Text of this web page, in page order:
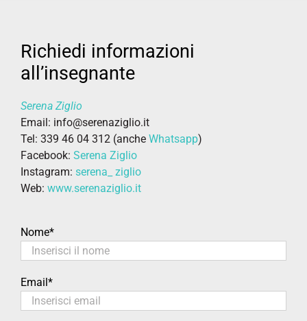
Richiedi informazioni
all’insegnante
Serena Ziglio
Email: info@serenaziglio.it
Tel: 339 46 04 312 (anche Whatsapp)
Facebook: Serena Ziglio
Instagram: serena_ ziglio
Web: www.serenaziglio.it
Nome*
Email*